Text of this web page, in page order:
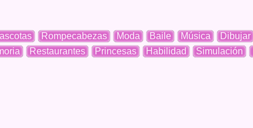
Rompecabezas Moda Baile Música Dibujar
Restaurantes Princesas Habilidad Simulación